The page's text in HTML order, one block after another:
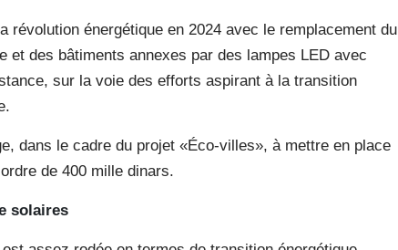
révolution énergétique en 2024 avec le remplacement du
et des bâtiments annexes par des lampes LED avec
sur la voie des efforts aspirant à la transition
dans le cadre du projet «Éco-villes», à mettre en place
de 400 mille dinars.
solaires